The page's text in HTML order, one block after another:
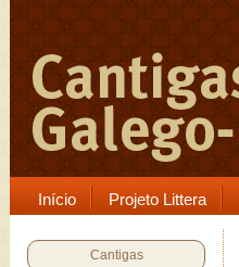
Início Projeto Littera
Cantigas